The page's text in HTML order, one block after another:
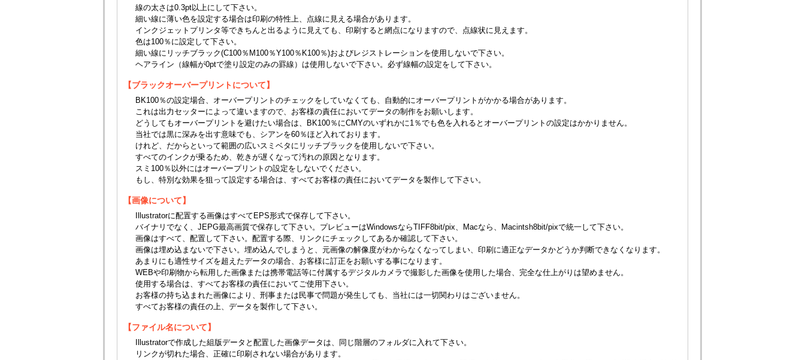
線の太さは0.3pt以上にして下さい。
細い線に薄い色を設定する場合は印刷の特性上、点線に見える場合があります。
インクジェットプリンタ等できちんと出るように見えても、印刷すると網点になりますので、点線状に見えます。
色は100％に設定して下さい。
細い線にリッチブラック(C100％M100％Y100％K100％)およびレジストレーションを使用しないで下さい。
ヘアライン（線幅が0ptで塗り設定のみの罫線）は使用しないで下さい。必ず線幅の設定をして下さい。
【ブラックオーバープリントについて】
BK100％の設定場合、オーバープリントのチェックをしていなくても、自動的にオーバープリントがかかる場合があります。
これは出力セッターによって違いますので、お客様の責任においてデータの制作をお願いします。
どうしてもオーバープリントを避けたい場合は、BK100％にCMYのいずれかに1％でも色を入れるとオーバープリントの設定はかかりません。
当社では黒に深みを出す意味でも、シアンを60％ほど入れております。
けれど、だからといって範囲の広いスミベタにリッチブラックを使用しないで下さい。
すべてのインクが乗るため、乾きが遅くなって汚れの原因となります。
スミ100％以外にはオーバープリントの設定をしないでください。
もし、特別な効果を狙って設定する場合は、すべてお客様の責任においてデータを製作して下さい。
【画像について】
Illustratorに配置する画像はすべてEPS形式で保存して下さい。
バイナリでなく、JEPG最高画質で保存して下さい。プレビューはWindowsならTIFF8bit/pix、Macなら、Macintsh8bit/pixで統一して下さい。
画像はすべて、配置して下さい。配置する際、リンクにチェックしてあるか確認して下さい。
画像は埋め込まないで下さい。埋め込んでしまうと、元画像の解像度がわからなくなってしまい、印刷に適正なデータかどうか判断できなくなります。
あまりにも適性サイズを超えたデータの場合、お客様に訂正をお願いする事になります。
WEBや印刷物から転用した画像または携帯電話等に付属するデジタルカメラで撮影した画像を使用した場合、完全な仕上がりは望めません。
使用する場合は、すべてお客様の責任においてご使用下さい。
お客様の持ち込まれた画像により、刑事または民事で問題が発生しても、当社には一切関わりはございません。
すべてお客様の責任の上、データを製作して下さい。
【ファイル名について】
Illustratorで作成した組版データと配置した画像データは、同じ階層のフォルダに入れて下さい。
リンクが切れた場合、正確に印刷されない場合があります。